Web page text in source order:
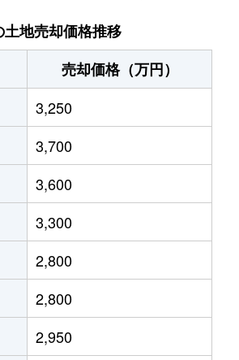
万円 根岸(神奈川)
円 根岸(神奈川)
万円 蒔田
万円 杉田(神奈川)
万円 杉田(神奈川)
万円 根岸(神奈川)
万円 根岸(神奈川)
万円 根岸(神奈川)
万円 京急富岡
地売却価格推移
売却価格（万円）
3,250
3,700
3,600
3,300
2,800
2,800
2,950